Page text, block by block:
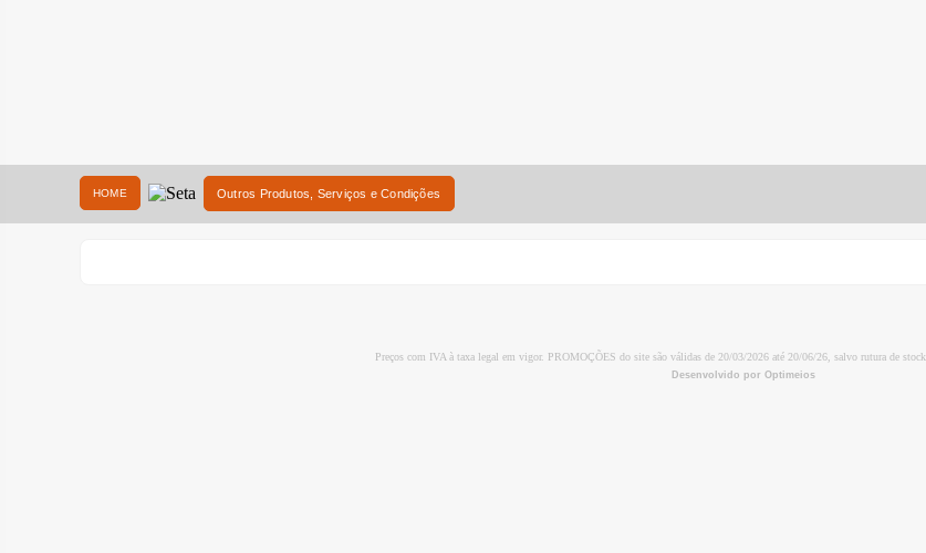
HOME Outros Produtos, Serviços e Condições
Preços com IVA à taxa legal em vigor. PROMOÇÕES do site são válidas de 20/03/2026 até 20/06/26, salvo rutura de stock.
Desenvolvido por Optimeios